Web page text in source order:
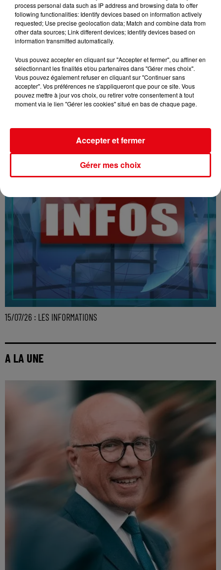
16/07/26 : LES INFORMATIONS
15/07/26 : LES INFORMATIONS
A LA UNE
process personal data such as IP address and browsing data to offer
following functionalities: Identify devices based on information actively
requested; Use precise geolocation data; Match and combine data from
other data sources; Link different devices; Identify devices based on
information transmitted automatically.
Vous pouvez accepter en cliquant sur "Accepter et fermer", ou affiner en
sélectionnant les finalités et/ou partenaires dans "Gérer mes choix".
Vous pouvez également refuser en cliquant sur "Continuer sans
accepter". Vos préférences ne s'appliqueront que pour ce site. Vous
pouvez mettre à jour vos choix, ou retirer votre consentement à tout
moment via le lien "Gérer les cookies" situé en bas de chaque page.
Gérer mes choix
Accepter et fermer